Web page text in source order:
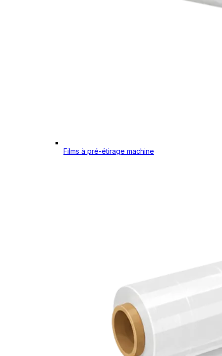
Films à pré-étirage machine